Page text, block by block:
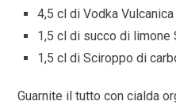
4,5 cl di Vodka Vulcanica
1,5 cl di succo di limone
1,5 cl di Sciroppo di
Guarnite il tutto con cialda